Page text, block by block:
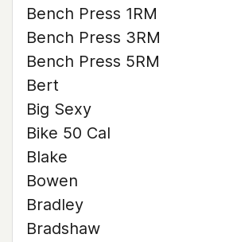
Bench Press 1RM
Bench Press 3RM
Bench Press 5RM
Bert
Big Sexy
Bike 50 Cal
Blake
Bowen
Bradley
Bradshaw